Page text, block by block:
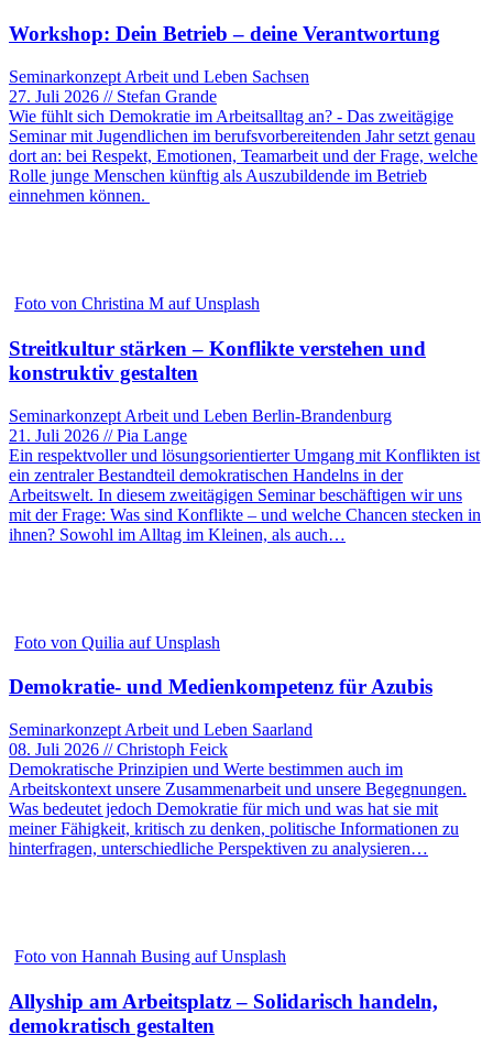
Workshop: Dein Betrieb – deine Verantwortung
Seminarkonzept Arbeit und Leben Sachsen
27. Juli 2026 // Stefan Grande
Wie fühlt sich Demokratie im Arbeitsalltag an? - Das zweitägige
Seminar mit Jugendlichen im berufsvorbereitenden Jahr setzt genau
dort an: bei Respekt, Emotionen, Teamarbeit und der Frage, welche
Rolle junge Menschen künftig als Auszubildende im Betrieb
einnehmen können.
Foto von Christina M auf Unsplash
Streitkultur stärken – Konflikte verstehen und
konstruktiv gestalten
Seminarkonzept Arbeit und Leben Berlin-Brandenburg
21. Juli 2026 // Pia Lange
Ein respektvoller und lösungsorientierter Umgang mit Konflikten ist
ein zentraler Bestandteil demokratischen Handelns in der
Arbeitswelt. In diesem zweitägigen Seminar beschäftigen wir uns
mit der Frage: Was sind Konflikte – und welche Chancen stecken in
ihnen? Sowohl im Alltag im Kleinen, als auch…
Foto von Quilia auf Unsplash
Demokratie- und Medienkompetenz für Azubis
Seminarkonzept Arbeit und Leben Saarland
08. Juli 2026 // Christoph Feick
Demokratische Prinzipien und Werte bestimmen auch im
Arbeitskontext unsere Zusammenarbeit und unsere Begegnungen.
Was bedeutet jedoch Demokratie für mich und was hat sie mit
meiner Fähigkeit, kritisch zu denken, politische Informationen zu
hinterfragen, unterschiedliche Perspektiven zu analysieren…
Foto von Hannah Busing auf Unsplash
Allyship am Arbeitsplatz – Solidarisch handeln,
demokratisch gestalten